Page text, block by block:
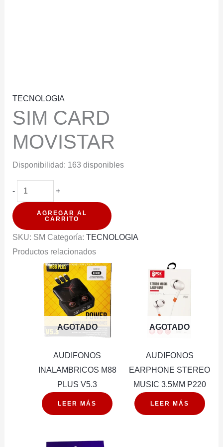
TECNOLOGIA
SIM CARD
MOVISTAR
Disponibilidad: 163 disponibles
-
SIM
CARD
MOVISTAR
cantidad
+
AGREGAR AL
CARRITO
SKU: SM Categoría: TECNOLOGIA
Productos relacionados
AGOTADO
AUDIFONOS
INALAMBRICOS M88
PLUS V5.3
LEER MÁS
AGOTADO
AUDIFONOS
EARPHONE STEREO
MUSIC 3.5MM P220
LEER MÁS